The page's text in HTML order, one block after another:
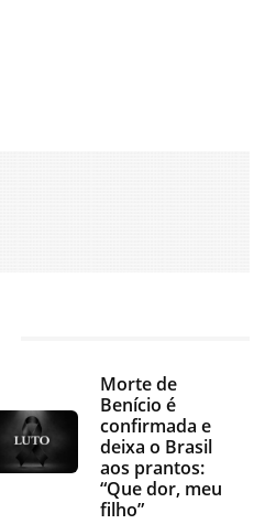
Morte de
Benício é
confirmada e
deixa o Brasil
aos prantos:
“Que dor, meu
filho”